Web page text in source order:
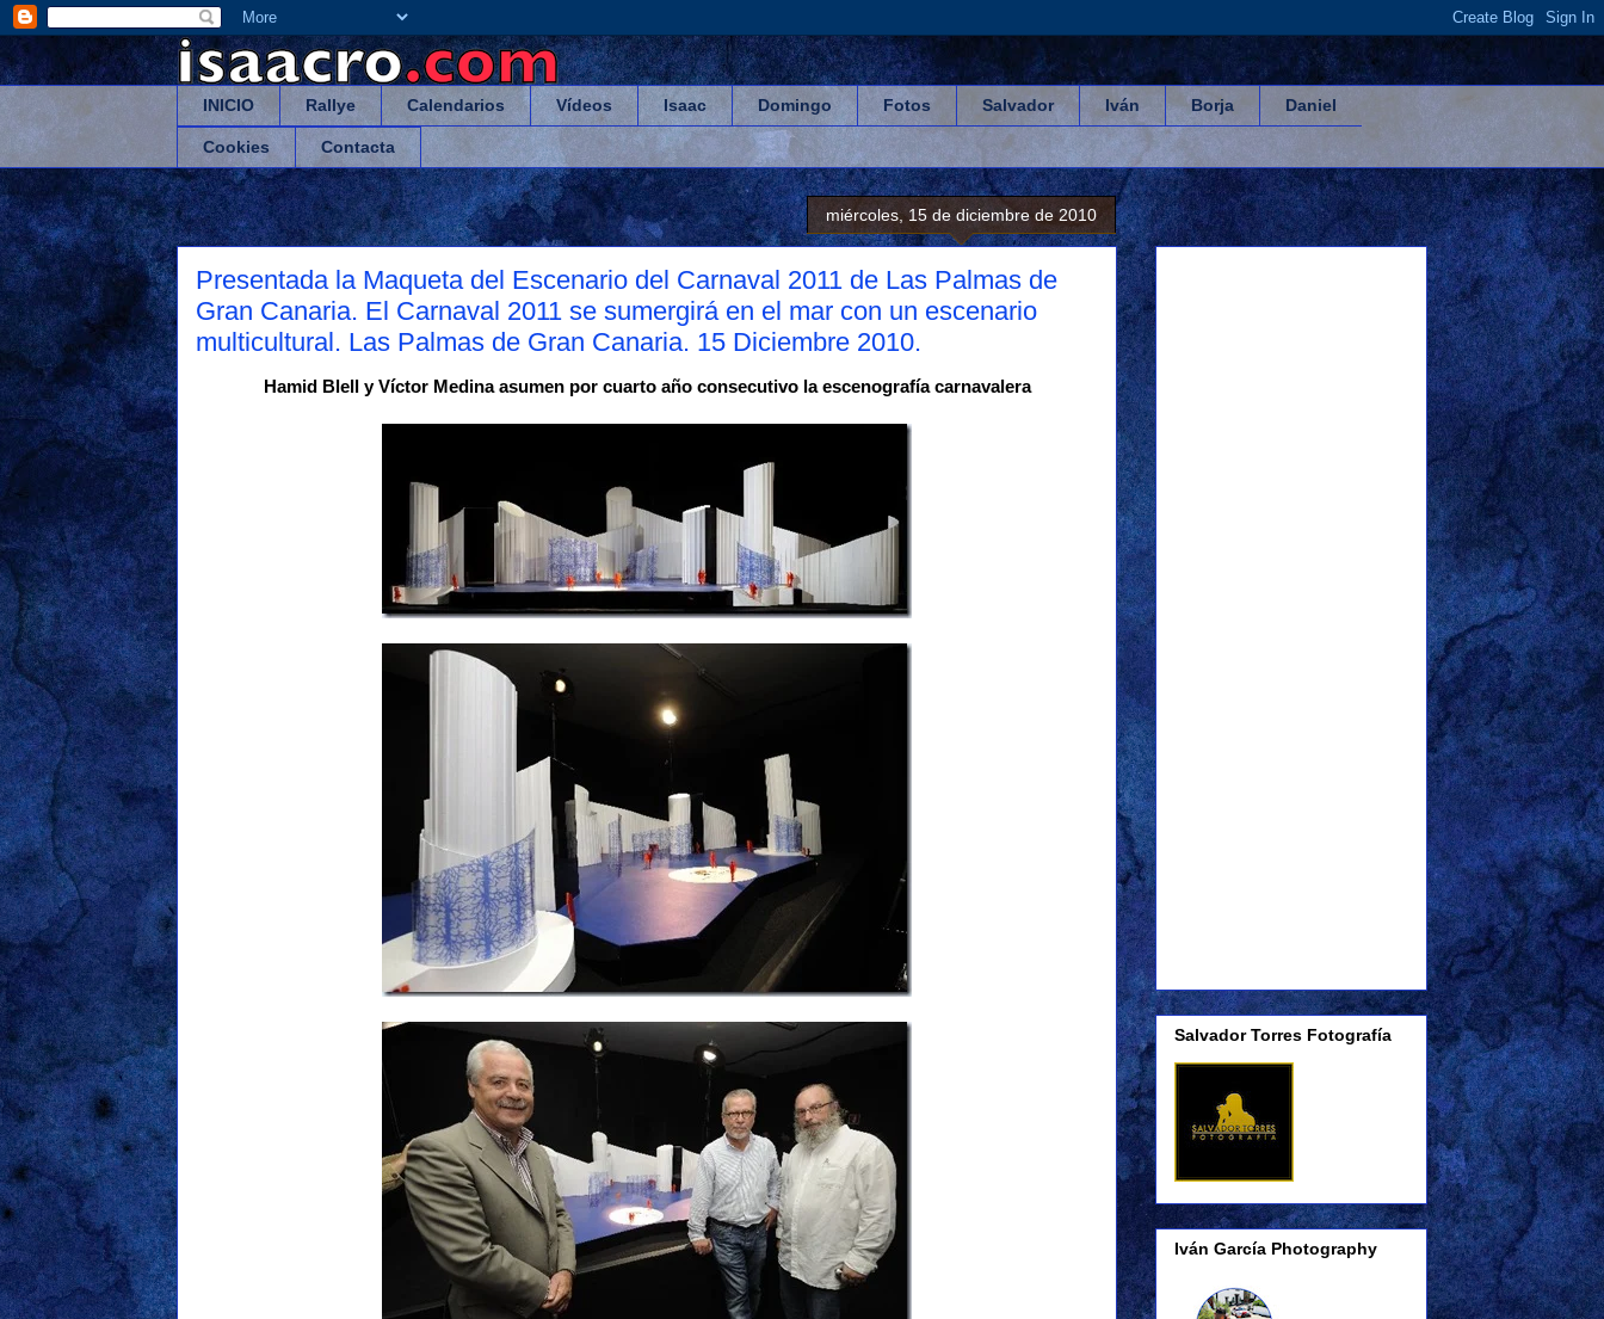
INICIO Rallye Calendarios Vídeos Isaac Domingo Fotos Salvador Iván Borja Daniel
Cookies Contacta
miércoles, 15 de diciembre de 2010
Presentada la Maqueta del Escenario del Carnaval 2011 de Las Palmas de
Gran Canaria. El Carnaval 2011 se sumergirá en el mar con un escenario
multicultural. Las Palmas de Gran Canaria. 15 Diciembre 2010.
Hamid Blell y Víctor Medina asumen por cuarto año consecutivo la escenografía carnavalera
Salvador Torres Fotografía
Iván García Photography